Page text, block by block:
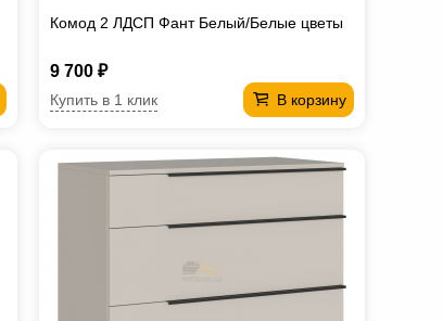
Комод 2 ЛДСП Фант Белый/Белые цветы
9 700 ₽
В корзину
Купить в 1 клик